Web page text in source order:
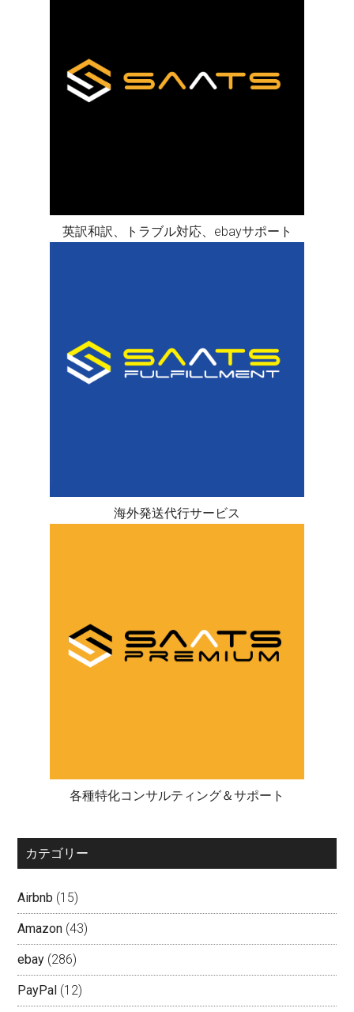
英訳和訳、トラブル対応、ebayサポート
海外発送代行サービス
各種特化コンサルティング＆サポート
カテゴリー
Airbnb (15)
Amazon (43)
ebay (286)
PayPal (12)